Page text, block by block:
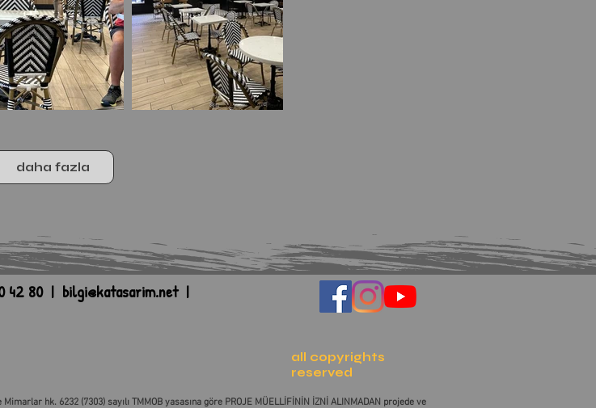
daha fazla
42 80 | bilgi@katasarim.net|
all copyrights
reserved
Mimarlar hk. 6232 (7303) sayılı TMMOB yasasına göre PROJE MÜELLİFİNİN İZNİ ALINMADAN projede ve